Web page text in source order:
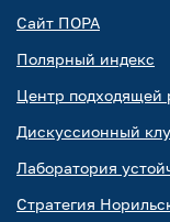
Сайт ПОРА
Полярный индекс
Центр подходящей
Дискуссионный
Лаборатория
Стратегия